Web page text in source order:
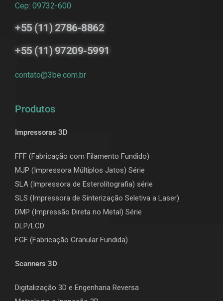
Cep: 09732-600
+55 (11) 2786-8862
+55 (11) 97209-5991
contato@3be.com.br
Produtos
Impressoras 3D
FFF (Fabricação com Filamento Fundido)
MJP (Impressora Múltiplos Jatos) Série
SLA (Impressora de Esterolitografia) série
SLS (Impressora de Sinterização Seletiva a Laser)
DMP (Impressão Direta no Metal) Série
DLP/LCD
FGF (Fabricação Granular Fundida)
Scanners 3D
Digitalização 3D e Engenharia Reversa